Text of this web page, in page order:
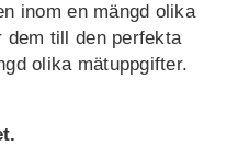
inom en mängd olika
dem till den perfekta
olika mätuppgifter.
.